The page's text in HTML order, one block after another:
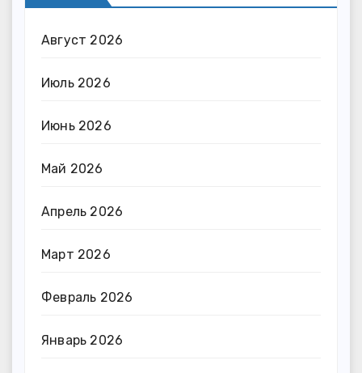
Август 2026
Июль 2026
Июнь 2026
Май 2026
Апрель 2026
Март 2026
Февраль 2026
Январь 2026